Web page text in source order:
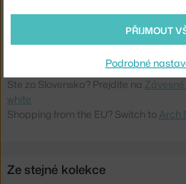
OBL-MJAR2001
Ste zo Slovenska? Prejdite na
white
Shopping from the EU? Switch to Arch
Ze stejné kolekce
PŘIJMOUT
Podrobné